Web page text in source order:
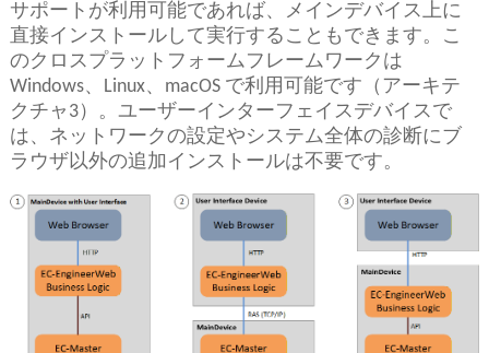
サポートが利用可能であれば、メインデバイス上に
直接インストールして実行することもできます。こ
のクロスプラットフォームフレームワークは
Windows、Linux、macOS で利用可能です（アーキテ
クチャ3）。ユーザーインターフェイスデバイスで
は、ネットワークの設定やシステム全体の診断にブ
ラウザ以外の追加インストールは不要です。